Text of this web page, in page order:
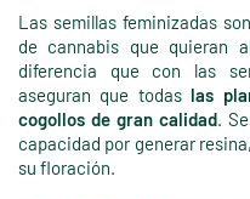
Las semillas feminizadas
de cannabis que quieran
diferencia que con las
aseguran que todas las
cogollos de gran calidad.
capacidad por generar
su floración.